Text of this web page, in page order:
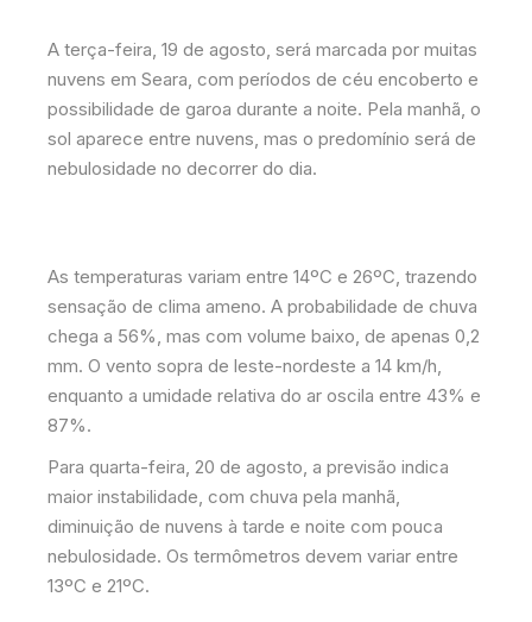
A terça-feira, 19 de agosto, será marcada por muitas
nuvens em Seara, com períodos de céu encoberto e
possibilidade de garoa durante a noite. Pela manhã, o
sol aparece entre nuvens, mas o predomínio será de
nebulosidade no decorrer do dia.
As temperaturas variam entre 14ºC e 26ºC, trazendo
sensação de clima ameno. A probabilidade de chuva
chega a 56%, mas com volume baixo, de apenas 0,2
mm. O vento sopra de leste-nordeste a 14 km/h,
enquanto a umidade relativa do ar oscila entre 43% e
87%.
Para quarta-feira, 20 de agosto, a previsão indica
maior instabilidade, com chuva pela manhã,
diminuição de nuvens à tarde e noite com pouca
nebulosidade. Os termômetros devem variar entre
13ºC e 21ºC.